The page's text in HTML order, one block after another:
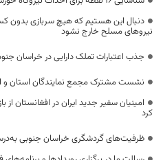
دنبال این هستیم که هیچ سربازی بدون
نیروهای مسلح خارج نشود
جذب اعتبارات تملک دارایی در خراسان
نشست مشترک مجمع نمایندگان استان و
امینیان سفیر جدید ایران در افغانستان از
کرد
ظرفیت‌های گردشگری خراسان جنوبی